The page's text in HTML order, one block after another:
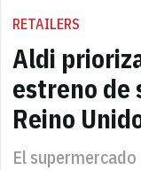
RETAILERS
Aldi
estreno de
Reino
El